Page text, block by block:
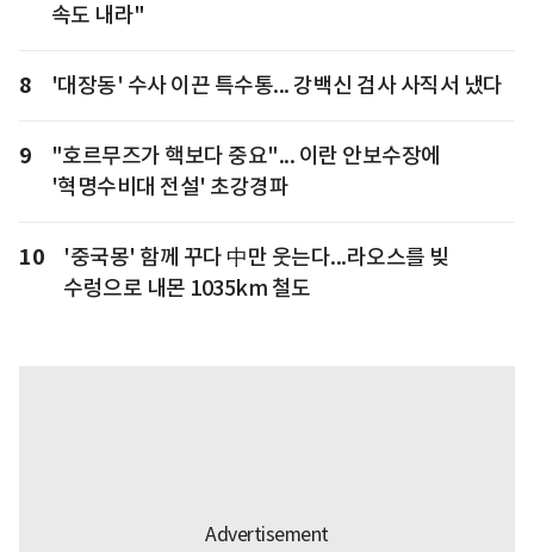
속도 내라"
8 '대장동' 수사 이끈 특수통... 강백신 검사 사직서 냈다
9
"호르무즈가 핵보다 중요"... 이란 안보수장에
'혁명수비대 전설' 초강경파
10
'중국몽' 함께 꾸다 中만 웃는다...라오스를 빚
수렁으로 내몬 1035km 철도